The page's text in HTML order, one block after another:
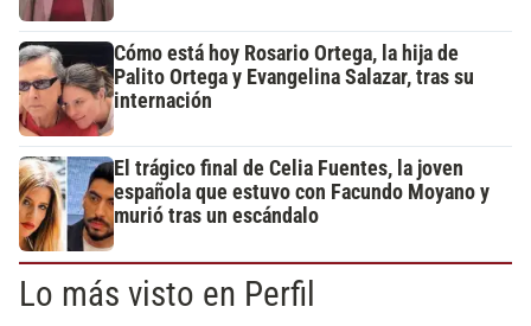
Cómo está hoy Rosario Ortega, la hija de
Palito Ortega y Evangelina Salazar, tras su
internación
El trágico final de Celia Fuentes, la joven
española que estuvo con Facundo Moyano y
murió tras un escándalo
Lo más visto en Perfil